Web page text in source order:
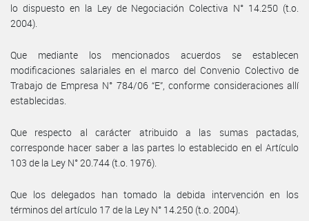
lo dispuesto en la Ley de Negociación Colectiva N° 14.250 (t.o.
2004).
Que mediante los mencionados acuerdos se establecen
modificaciones salariales en el marco del Convenio Colectivo de
Trabajo de Empresa N° 784/06 “E”, conforme consideraciones allí
establecidas.
Que respecto al carácter atribuido a las sumas pactadas,
corresponde hacer saber a las partes lo establecido en el Artículo
103 de la Ley N° 20.744 (t.o. 1976).
Que los delegados han tomado la debida intervención en los
términos del artículo 17 de la Ley N° 14.250 (t.o. 2004).